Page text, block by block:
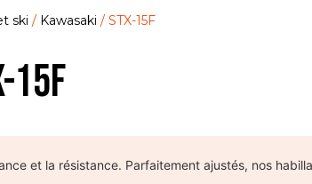
ski / Kawasaki / STX-15F
15F
et la résistance. Parfaitement ajustés, nos